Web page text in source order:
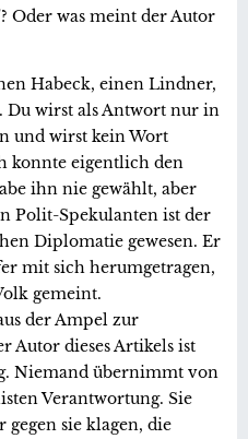
Oder was meint der Autor
Habeck, einen Lindner,
Du wirst als Antwort nur in
und wirst kein Wort
konnte eigentlich den
ihn nie gewählt, aber
Polit-Spekulanten ist der
Diplomatie gewesen. Er
mit sich herumgetragen,
gemeint.
der Ampel zur
Autor dieses Artikels ist
Niemand übernimmt von
Verantwortung. Sie
gegen sie klagen, die